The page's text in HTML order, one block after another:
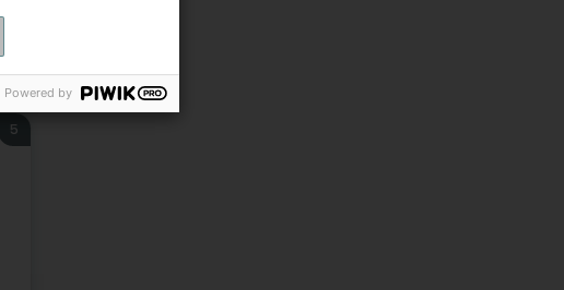
5
Powered by